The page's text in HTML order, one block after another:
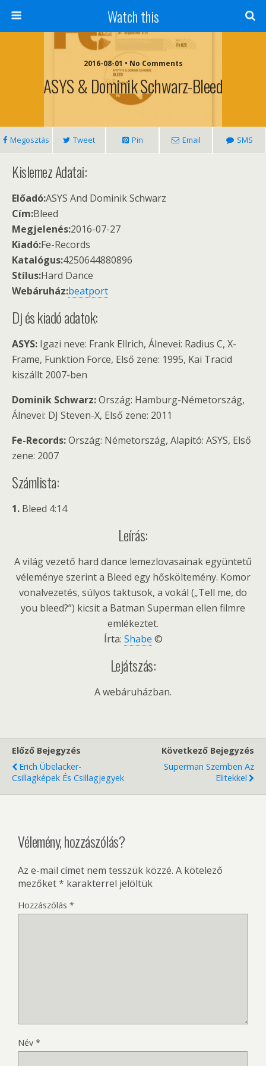
Watch this
2016-08-01 • No Comments
ASYS & Dominik Schwarz-Bleed
Megosztás Tweet Pin Email SMS
Kislemez Adatai:
Előadó:ASYS And Dominik Schwarz
Cím:Bleed
Megjelenés:2016-07-27
Kiadó:Fe-Records
Katalógus:4250644880896
Stílus:Hard Dance
Webáruház:beatport
Dj és kiadó adatok:
ASYS: Igazi neve: Frank Ellrich, Álnevei: Radius C, X-
Frame, Funktion Force, Első zene: 1995, Kai Tracid
kiszállt 2007-ben
Dominik Schwarz:Ország: Hamburg-Németország,
Álnevei: DJ Steven-X, Első zene: 2011
Fe-Records:Ország: Németország, Alapitó: ASYS, Első
zene: 2007
Számlista:
1. Bleed 4:14
Leírás:
A világ vezető hard dance lemezlovasainak együntetű
véleménye szerint a Bleed egy hősköltemény. Komor
vonalvezetés, súlyos taktusok, a vokál („Tell me, do
you bleed?”) kicsit a Batman Superman ellen filmre
emlékeztet.
Írta: Shabe ©
Lejátszás:
A webáruházban.
Előző Bejegyzés
Erich Übelacker-
Csillagképek És Csillagjegyek
Következő Bejegyzés
Superman Szemben Az
Elitekkel
Vélemény, hozzászólás?
Az e-mail címet nem tesszük közzé. A kötelező
mezőket* karakterrel jelöltük
Hozzászólás *
Név *